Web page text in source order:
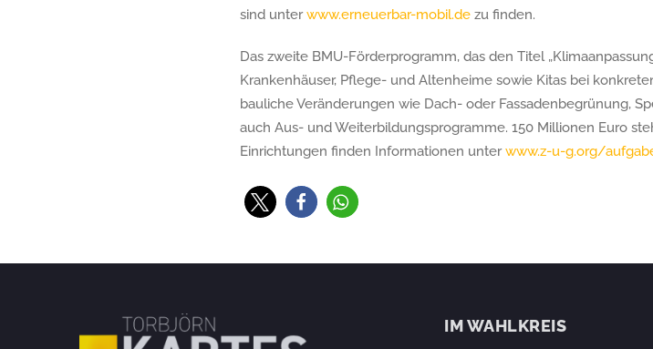
sind unterwww.erneuerbar-mobil.dezu finden.
Das zweite BMU-Förderprogramm, das den Titel
Krankenhäuser, Pflege- und Altenheime sowie Kitas bei
bauliche Veränderungen wie Dach- oder Fassadenbegrünung,
auch Aus- und Weiterbildungsprogramme. 150 Millionen Euro
Einrichtungen finden Informationen unterwww.z-u-g.org/
IM WAHLKREIS